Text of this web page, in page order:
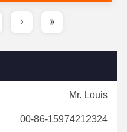
Mr. Louis
00-86-15974212324